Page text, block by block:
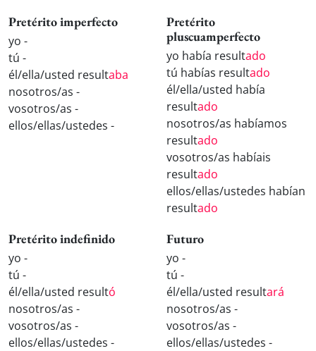
Pretérito imperfecto
yo -
tú -
él/ella/usted resultaba
nosotros/as -
vosotros/as -
ellos/ellas/ustedes -
Pretérito
pluscuamperfecto
yo había resultado
tú habías resultado
él/ella/usted había
resultado
nosotros/as habíamos
resultado
vosotros/as habíais
resultado
ellos/ellas/ustedes habían
resultado
Pretérito indefinido
yo -
tú -
él/ella/usted resultó
nosotros/as -
vosotros/as -
ellos/ellas/ustedes -
Futuro
yo -
tú -
él/ella/usted resultará
nosotros/as -
vosotros/as -
ellos/ellas/ustedes -